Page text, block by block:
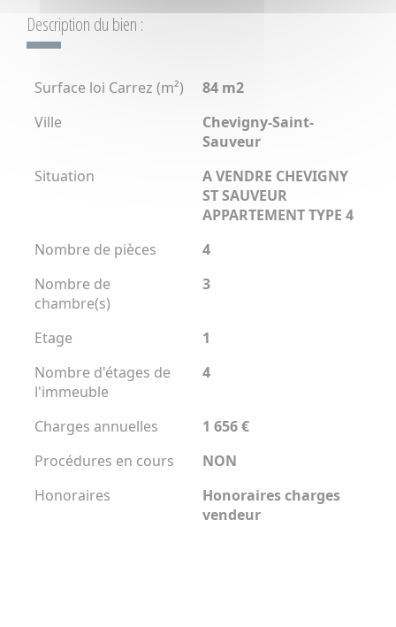
Description du bien :
Surface loi Carrez (m²)
84 m2
Ville
Chevigny-Saint-
Sauveur
Situation
A VENDRE CHEVIGNY
ST SAUVEUR
APPARTEMENT TYPE 4
Nombre de pièces
4
Nombre de
chambre(s)
3
Etage
1
Nombre d'étages de
l'immeuble
4
Charges annuelles
1 656 €
Procédures en cours
NON
Honoraires
Honoraires charges
vendeur